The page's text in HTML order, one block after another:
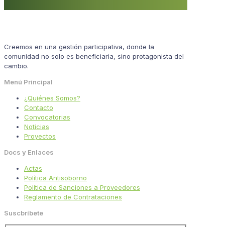
Creemos en una gestión participativa, donde la
comunidad no solo es beneficiaria, sino protagonista del
cambio.
Menú Principal
¿Quiénes Somos?
Contacto
Convocatorias
Noticias
Proyectos
Docs y Enlaces
Actas
Política Antisoborno
Política de Sanciones a Proveedores
Reglamento de Contrataciones
Suscbríbete